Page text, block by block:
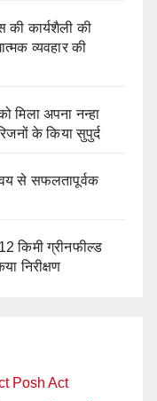
कार्यशैली की
व्यवहार की
मिला अपना नन्हा
के किया सुपुर्द
से सफलतापूर्वक
किमी ग्रीनफील्ड
निरीक्षण
Posh Act